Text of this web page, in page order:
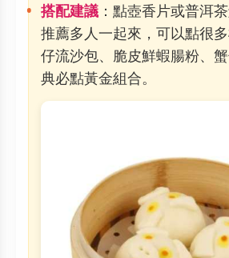
搭配建議 ：點壺香片或普洱
推薦多人一起來，可以點很
仔流沙包、脆皮鮮蝦腸粉、
典必點黃金組合。